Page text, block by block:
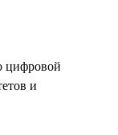
цифровой
и